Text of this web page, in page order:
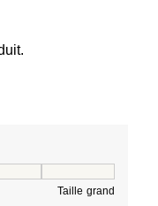
Taille grand